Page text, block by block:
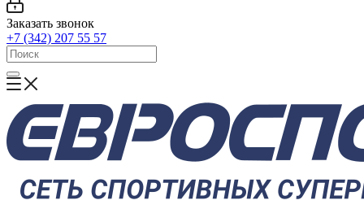
Заказать звонок
+7 (342) 207 55 57